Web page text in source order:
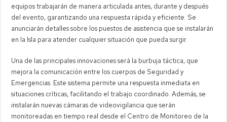
equipos trabajarán de manera articulada antes, durante y después
del evento, garantizando una respuesta rápida y eficiente. Se
anunciarán detalles sobre los puestos de asistencia que se instalarán
en la Isla para atender cualquier situación que pueda surgir.
Una de las principales innovaciones será la burbuja táctica, que
mejora la comunicación entre los cuerpos de Seguridad y
Emergencias. Este sistema permite una respuesta inmediata en
situaciones críticas, facilitando el trabajo coordinado. Además, se
instalarán nuevas cámaras de videovigilancia que serán
monitoreadas en tiempo real desde el Centro de Monitoreo de la